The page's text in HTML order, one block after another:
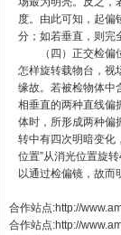
度。由此可知，起偏
分；如若垂直，则完
（四）正交检偏位
怎样旋转载物台，视
缘故。若被检物体中
相垂直的两种直线偏
体时，所形成两种偏
转中有四次明暗变化
位置”从消光位置旋
以通过检偏镜，故
合作站点:http://
合作站点:http://